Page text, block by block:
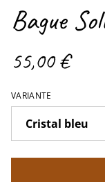
Bague
55,00 €
VARIANTE